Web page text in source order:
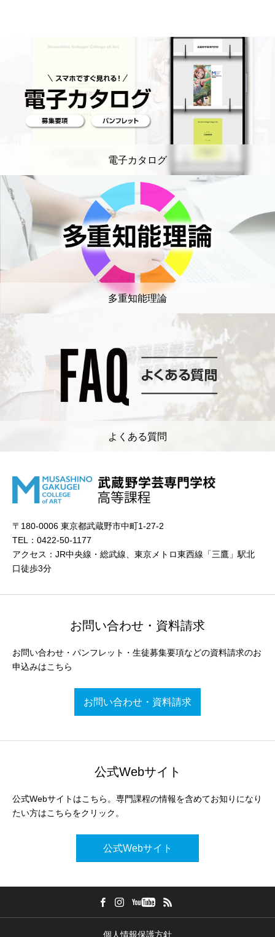
電子カタログ
多重知能理論
よくある質問
〒180-0006 東京都武蔵野市中町1-27-2
TEL：0422-50-1177
アクセス：JR中央線・総武線、東京メトロ東西線「三鷹」駅北
口徒歩3分
お問い合わせ・資料請求
お問い合わせ・パンフレット・生徒募集要項などの資料請求のお
申込みはこちら
お問い合わせ・資料請求
公式Webサイト
公式Webサイトはこちら。専門課程の情報を含めてお知りになり
たい方はこちらをクリック。
公式Webサイト
個人情報保護方針